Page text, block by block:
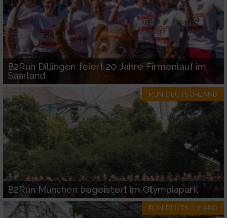
B2Run Dillingen feiert 20 Jahre Firmenlauf im
Saarland
RUN-DEUTSCHLAND
B2Run München begeistert im Olympiapark
RUN-DEUTSCHLAND